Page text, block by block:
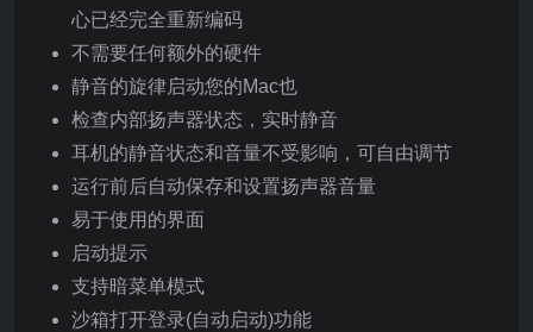
心已经完全重新编码
不需要任何额外的硬件
静音的旋律启动您的Mac也
检查内部扬声器状态，实时静音
耳机的静音状态和音量不受影响，可自由调节
运行前后自动保存和设置扬声器音量
易于使用的界面
启动提示
支持暗菜单模式
沙箱打开登录(自动启动)功能